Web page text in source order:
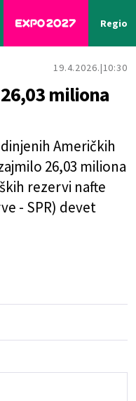
Region
19.4.2026. 10:30
miliona
Američkih
26,03 miliona
rezervi nafte
- SPR) devet